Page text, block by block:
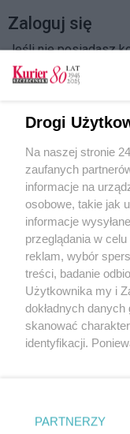
Zaloguj się
Jeśli nie posiadasz
Zapamiętać?
Zaloguj
Zapomniałem hasła
Copyright ©
Drogi
Na naszej stronie
zaufanych
informacje na
osobowe, takie jak
informacje
przeglądania w
reklam, wybór
treści, badanie
Użytkownika my i
dokładnych
skanować
identyfikacji.
prywatności
. Niektóre
PARTNERZY